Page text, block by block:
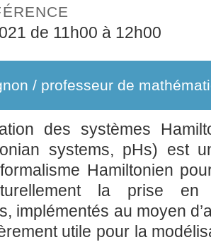
de 11h00 à 12h00
/ professeur de
des systèmes
systems, pHs) est
Hamiltonien
la prise
implémentés au moyen
utile pour la